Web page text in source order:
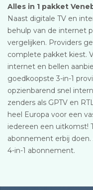
Alles in 1 pakket
Naast digitale TV en
behulp van de internet
vergelijken. Providers
complete pakket kiest.
internet en bellen
goedkoopste 3-in-1
opzienbarend snel
zenders als GPTV en
heel Europa voor een
iedereen een uitkomst!
abonnement erbij
4-in-1 abonnement.